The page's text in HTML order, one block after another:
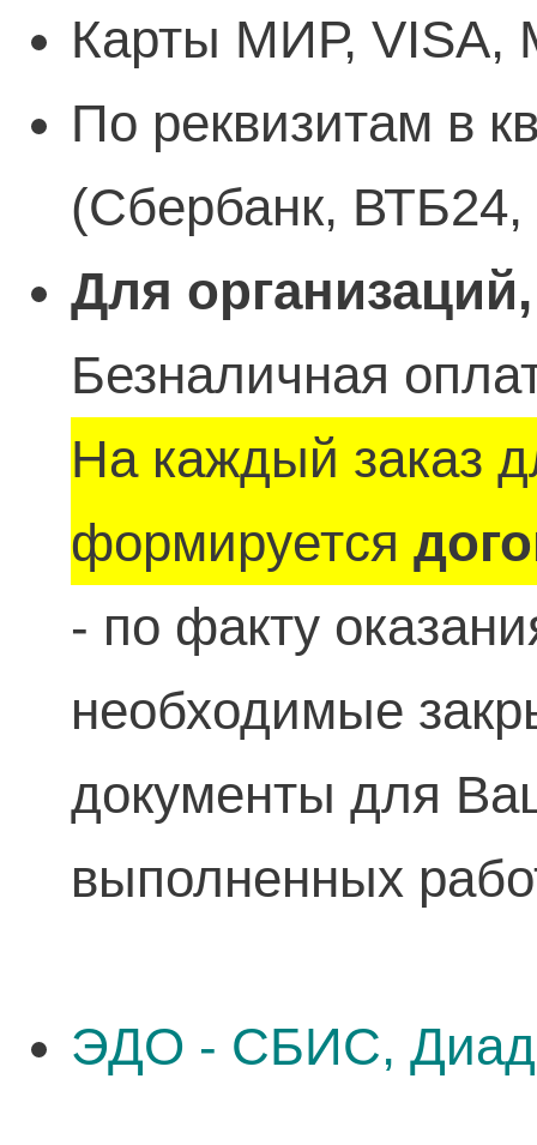
Карты МИР, VISA,
По реквизитам в
(Сбербанк,
Для
Безналичная
На каждый заказ
формируется
- по факту
необходимые
документы для
выполненных
ЭДО - СБИС,